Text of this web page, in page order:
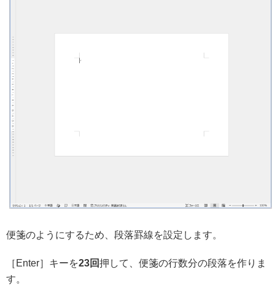
便箋のようにするため、段落罫線を設定します。
［Enter］キーを23回押して、便箋の行数分の段落を作りま
す。